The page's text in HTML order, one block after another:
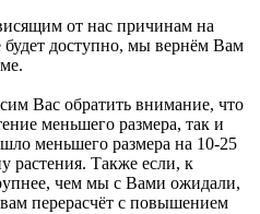
от нас причинам на
будет доступно, мы вернём Вам
Вас обратить внимание, что
меньшего размера, так и
меньшего размера на 10-25
растения. Также если, к
чем мы с Вами ожидали,
перерасчёт с повышением